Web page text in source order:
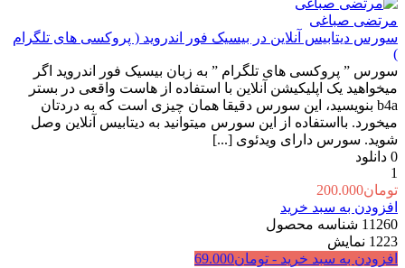
مرتضی صباغی
سورس دیتابیس آنلاین در بیسیک فور اندروید ( پروکسی های تلگرام
)
سورس ” پروکسی های تلگرام ” به زبان بیسیک فور اندروید اگر
میخواهید یک اپلیکیشن آنلاین با استفاده از هاست واقعی در بستر
b4a بنویسید، این سورس دقیقا همان چیزی است که به دردتان
میخورد. بااستفاده از این سورس میتوانید به دیتابیس آنلاین وصل
شوید. سورس دارای ویدئوی [...]
0 دانلود
1
تومان200.000
افزودن به سبد خرید
11260 شناسه محصول
1223 نمایش
افزودن به سبد خرید - تومان69.000